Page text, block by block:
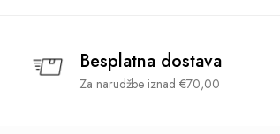
Besplatna dostava
Za narudžbe iznad €70,00